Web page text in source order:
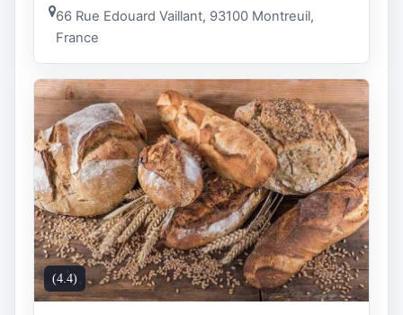
66 Rue Edouard Vaillant, 93100 Montreuil,
France
(4.4)